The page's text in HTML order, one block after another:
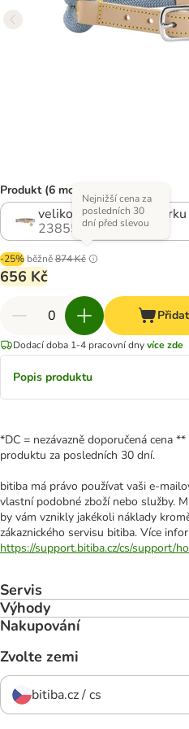
Produkt (6 možností)
velikost 40/S: obvod
2385556.4
-25% běžně874 Kč
Nejnižší cena za
posledních 30
dní před slevou
656 Kč
Dodací doba 1-4 pracovní dnyvíce zde
Popis produktu
*DC = nezávazně doporučená cena
produktu za posledních 30 dní.
bitiba má právo používat vaši e-
vlastní podobné zboží nebo služby.
by vám vznikly jakékoli náklady
zákaznického servisu bitiba. Více
https://support.bitiba.cz/cs/support/
Servis
Výhody
Nakupování
Zvolte zemi
bitiba.cz / cs